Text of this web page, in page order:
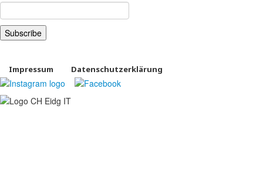
Impressum Datenschutzerklärung